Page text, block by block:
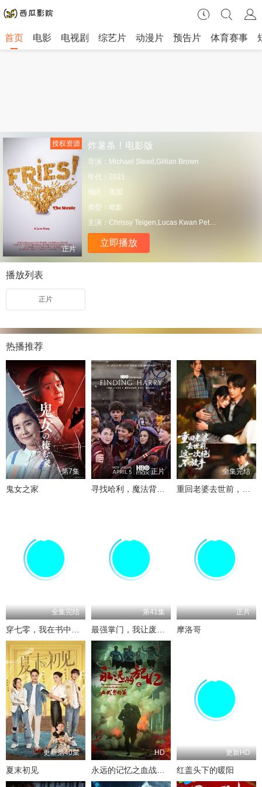
首页 电影 电视剧 综艺片 动漫片 预告片 体育赛事
正片
授权资源 炸薯条！电影版
导演： Michael Steed,Gillian Brown
年代： 2021
地区： 美国
类型： 电影
主演： Chrissy Teigen,Lucas Kwan Peterson,Ana Cornier
立即播放
播放列表
正片
热播推荐
第7集
鬼女之家
正片
寻找哈利，魔法背后的匠心
全集完结
重回老婆去世前，这一次绝不放手
全集完结
穿七零，我在书中挺好的
第41集
最强掌门，我让废柴宗门碾压三界
正片
摩洛哥
更新第40集
夏末初见
HD
永远的记忆之血战黎明前
更新HD
红盖头下的暖阳